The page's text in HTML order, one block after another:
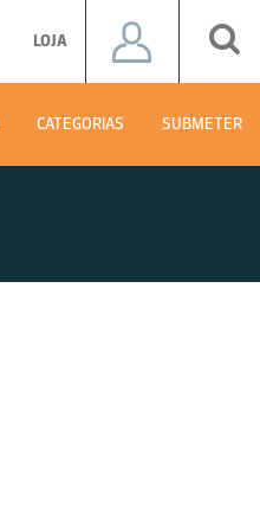
LOJA
CATEGORIAS SUBMETER